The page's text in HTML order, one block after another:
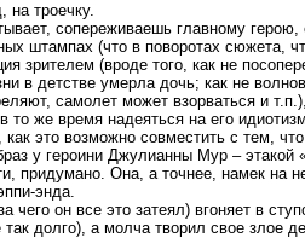
на троечку.
сопереживаешь главному герою,
штампах (что в поворотах сюжета,
зрителем (вроде того, как не
в детстве умерла дочь; как не
самолет может взорваться и
то же время надеяться на его
как это возможно совместить с тем,
у героини Джулианны Мур –
придумано. Она, а точнее, намек на
энда.
чего он все это затеял) вгоняет в
долго), а молча творил свое злое